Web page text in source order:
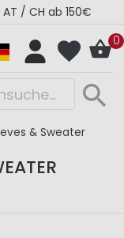
/ CH ab 150€
0
& Sweater